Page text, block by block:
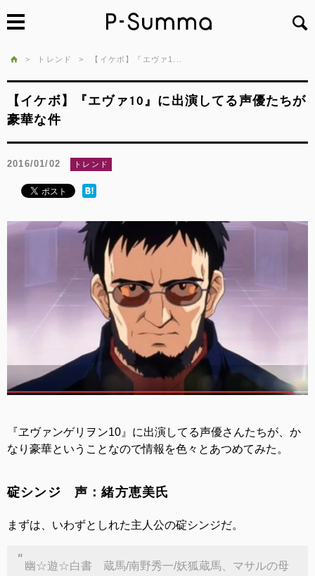
> トレンド > 【イケボ】『エヴァ1...
【イケボ】『エヴァ10』に出演してる声優たちが
豪華な件
2016/01/02 トレンド
『ヱヴァンゲリヲン10』に出演してる声優さんたちが、か
なり豪華ということなので情報を色々とあつめてみた。
碇シンジ 声：緒方恵美氏
まずは、いわずとしれた主人公の碇シンジだ。
幽☆遊☆白書 蔵馬/南野秀一/妖狐蔵馬、マサルの母